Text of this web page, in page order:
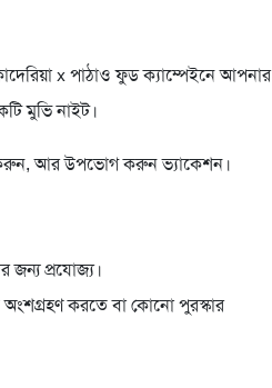
x পাঠাও ফুড ক্যাম্পেইনে আপনার
মুভি নাইট।
করুন, আর উপভোগ করুন ভ্যাকেশন।
জন্য প্রযোজ্য।
অংশগ্রহণ করতে বা কোনো পুরস্কার